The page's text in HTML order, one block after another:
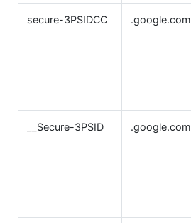
secure-3PSIDCC .google.com
__Secure-3PSID .google.com